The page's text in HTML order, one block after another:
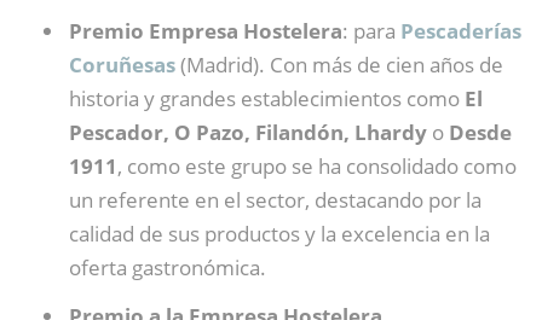
Premio Empresa Hostelera: para Pescaderías
Coruñesas(Madrid). Con más de cien años de
historia y grandes establecimientos como El
Pescador, O Pazo, Filandón, Lhardy o Desde
1911, como este grupo se ha consolidado como
un referente en el sector, destacando por la
calidad de sus productos y la excelencia en la
oferta gastronómica.